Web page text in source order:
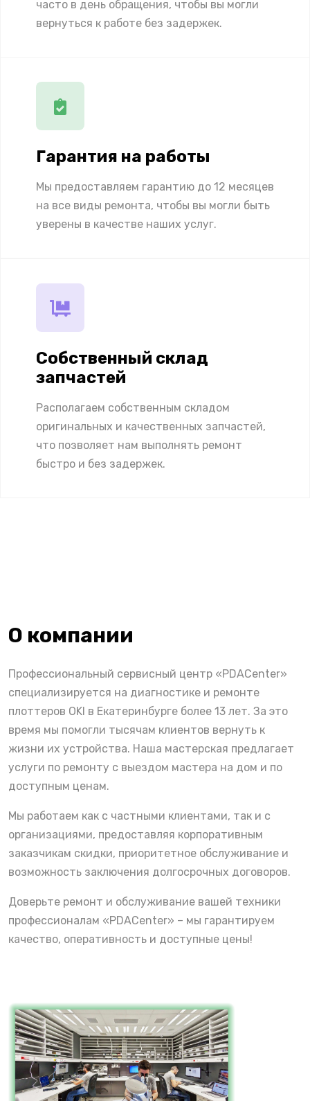
часто в день обращения, чтобы вы могли
вернуться к работе без задержек.
Гарантия на работы
Мы предоставляем гарантию до 12 месяцев
на все виды ремонта, чтобы вы могли быть
уверены в качестве наших услуг.
Собственный склад
запчастей
Располагаем собственным складом
оригинальных и качественных запчастей,
что позволяет нам выполнять ремонт
быстро и без задержек.
О компании
Профессиональный сервисный центр «PDACenter»
специализируется на диагностике и ремонте
плоттеров OKI в Екатеринбурге более 13 лет. За это
время мы помогли тысячам клиентов вернуть к
жизни их устройства. Наша мастерская предлагает
услуги по ремонту с выездом мастера на дом и по
доступным ценам.
Мы работаем как с частными клиентами, так и с
организациями, предоставляя корпоративным
заказчикам скидки, приоритетное обслуживание и
возможность заключения долгосрочных договоров.
Доверьте ремонт и обслуживание вашей техники
профессионалам «PDACenter» – мы гарантируем
качество, оперативность и доступные цены!